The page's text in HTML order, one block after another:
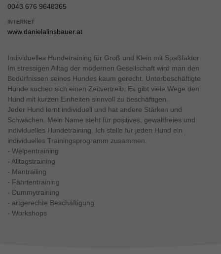
0043 676 9648365
INTERNET
www.danielalinsbauer.at
Individuelles Hundetraining für Groß und Klein mit Spaßfaktor
Im stressigen Alltag der modernen Gesellschaft wird man den
Bedürfnissen seines Hundes kaum gerecht. Unterbeschäftigte
Hunde suchen sich einen Zeitvertreib. Es gibt viele Wege den
Hund mit kurzen Einheiten sinnvoll zu beschäftigen.
Jeder Hund lernt individuell und hat andere Stärken und
Schwächen. Mein Name steht für positives, gewaltfreies und
individuelles Hundetraining. Ich stelle für jeden Hund ein
individuelles Trainingsprogramm zusammen.
- Welpentraining
- Alltagstraining
- Mantrailing
- Fährtentraining
- Dummytraining
- artgerechte Beschäftigung
- Workshops